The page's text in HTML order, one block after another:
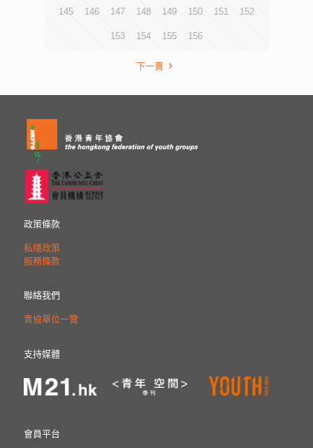
145 146 147 148 149 150 151 152
153 154 155 156
下一頁
政策條款
私隱政策
服務條款
聯絡我們
青協單位一覽
支持媒體
會員平台